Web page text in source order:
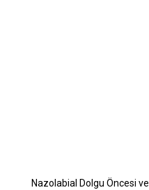
Nazolabial Dolgu Öncesi